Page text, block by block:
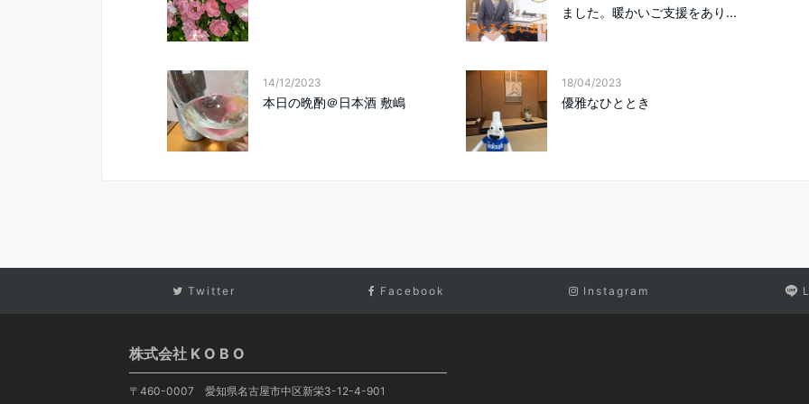
ました。暖かいご支援をあり...
14/12/2023
本日の晩酌＠日本酒 敷嶋
18/04/2023
優雅なひととき
Twitter Facebook Instagram
株式会社 K O B O
〒460-0007 愛知県名古屋市中区新栄3-12-4-901